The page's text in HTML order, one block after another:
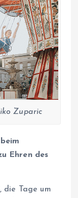
Zuparic
Ehren des
die Tage um